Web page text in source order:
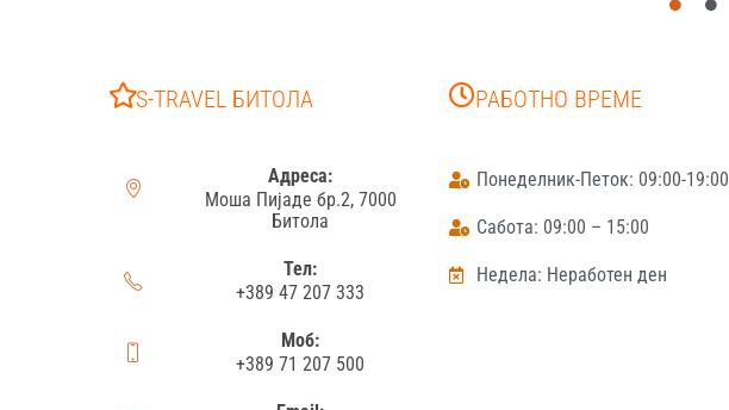
S-TRAVEL БИТОЛА
Адреса:
Моша Пијаде бр.2, 7000
Битола
Тел:
+389 47 207 333
Моб:
+389 71 207 500
РАБОТНО ВРЕМЕ
Понеделник-Петок: 09:00-19:00
Сабота: 09:00 – 15:00
Недела: Неработен ден